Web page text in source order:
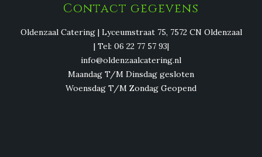
Contact gegevens
Oldenzaal Catering | Lyceumstraat 75, 7572 CN Oldenzaal
| Tel: 06 22 77 57 93|
info@oldenzaalcatering.nl
Maandag T/M Dinsdag gesloten
Woensdag T/M Zondag Geopend